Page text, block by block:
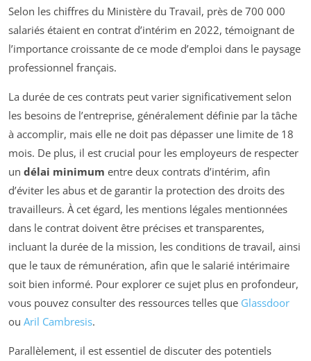
Selon les chiffres du Ministère du Travail, près de 700 000
salariés étaient en contrat d’intérim en 2022, témoignant de
l’importance croissante de ce mode d’emploi dans le paysage
professionnel français.
La durée de ces contrats peut varier significativement selon
les besoins de l’entreprise, généralement définie par la tâche
à accomplir, mais elle ne doit pas dépasser une limite de 18
mois. De plus, il est crucial pour les employeurs de respecter
un délai minimum entre deux contrats d’intérim, afin
d’éviter les abus et de garantir la protection des droits des
travailleurs. À cet égard, les mentions légales mentionnées
dans le contrat doivent être précises et transparentes,
incluant la durée de la mission, les conditions de travail, ainsi
que le taux de rémunération, afin que le salarié intérimaire
soit bien informé. Pour explorer ce sujet plus en profondeur,
vous pouvez consulter des ressources telles que Glassdoor
ou Aril Cambresis.
Parallèlement, il est essentiel de discuter des potentiels